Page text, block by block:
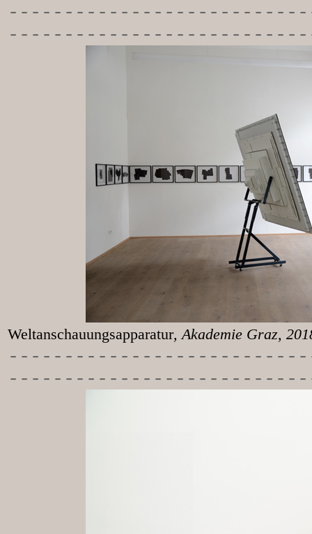
-----------
Weltanschauungsapparatur, Akademie Graz,
-----------